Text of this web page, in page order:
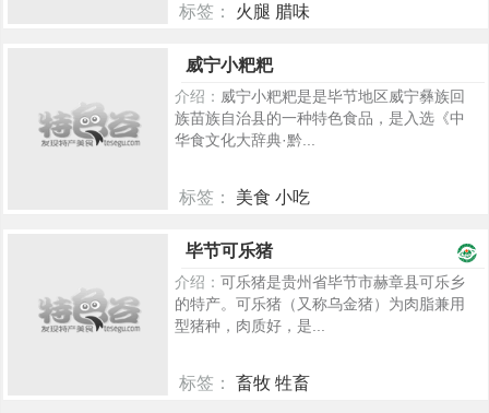
标签： 火腿 腊味
威宁小粑粑
介绍： 威宁小粑粑是是毕节地区威宁彝族回
族苗族自治县的一种特色食品，是入选《中
华食文化大辞典·黔...
标签： 美食 小吃
毕节可乐猪
介绍： 可乐猪是贵州省毕节市赫章县可乐乡
的特产。可乐猪（又称乌金猪）为肉脂兼用
型猪种，肉质好，是...
标签： 畜牧 牲畜